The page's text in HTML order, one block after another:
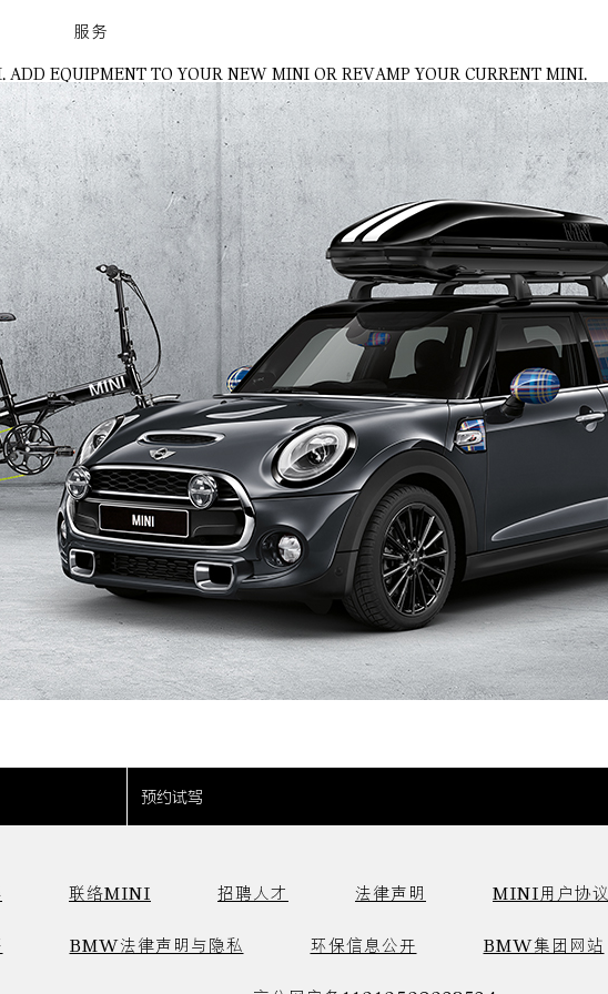
服务
ADD EQUIPMENT TO YOUR NEW MINI OR REVAMP YOUR CURRENT MINI.
预约试驾
联络MINI 招聘人才 法律声明 MINI用户协议
BMW法律声明与隐私 环保信息公开 BMW集团网站